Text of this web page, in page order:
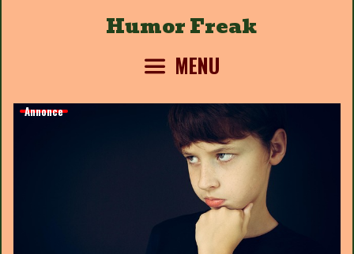
Humor Freak
MENU
Annonce